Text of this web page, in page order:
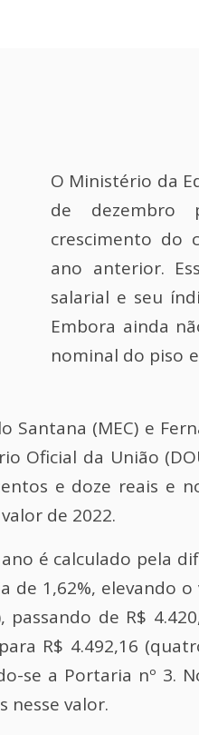
O Ministério da
de dezembro
crescimento do
ano anterior.
salarial e seu
Embora ainda
nominal do piso
Santana (MEC) e
Oficial da União
e doze reais e
de 2022.
é calculado pela
1,62%, elevando
passando de R$
R$ 4.492,16
se a Portaria nº 3.
nesse valor.